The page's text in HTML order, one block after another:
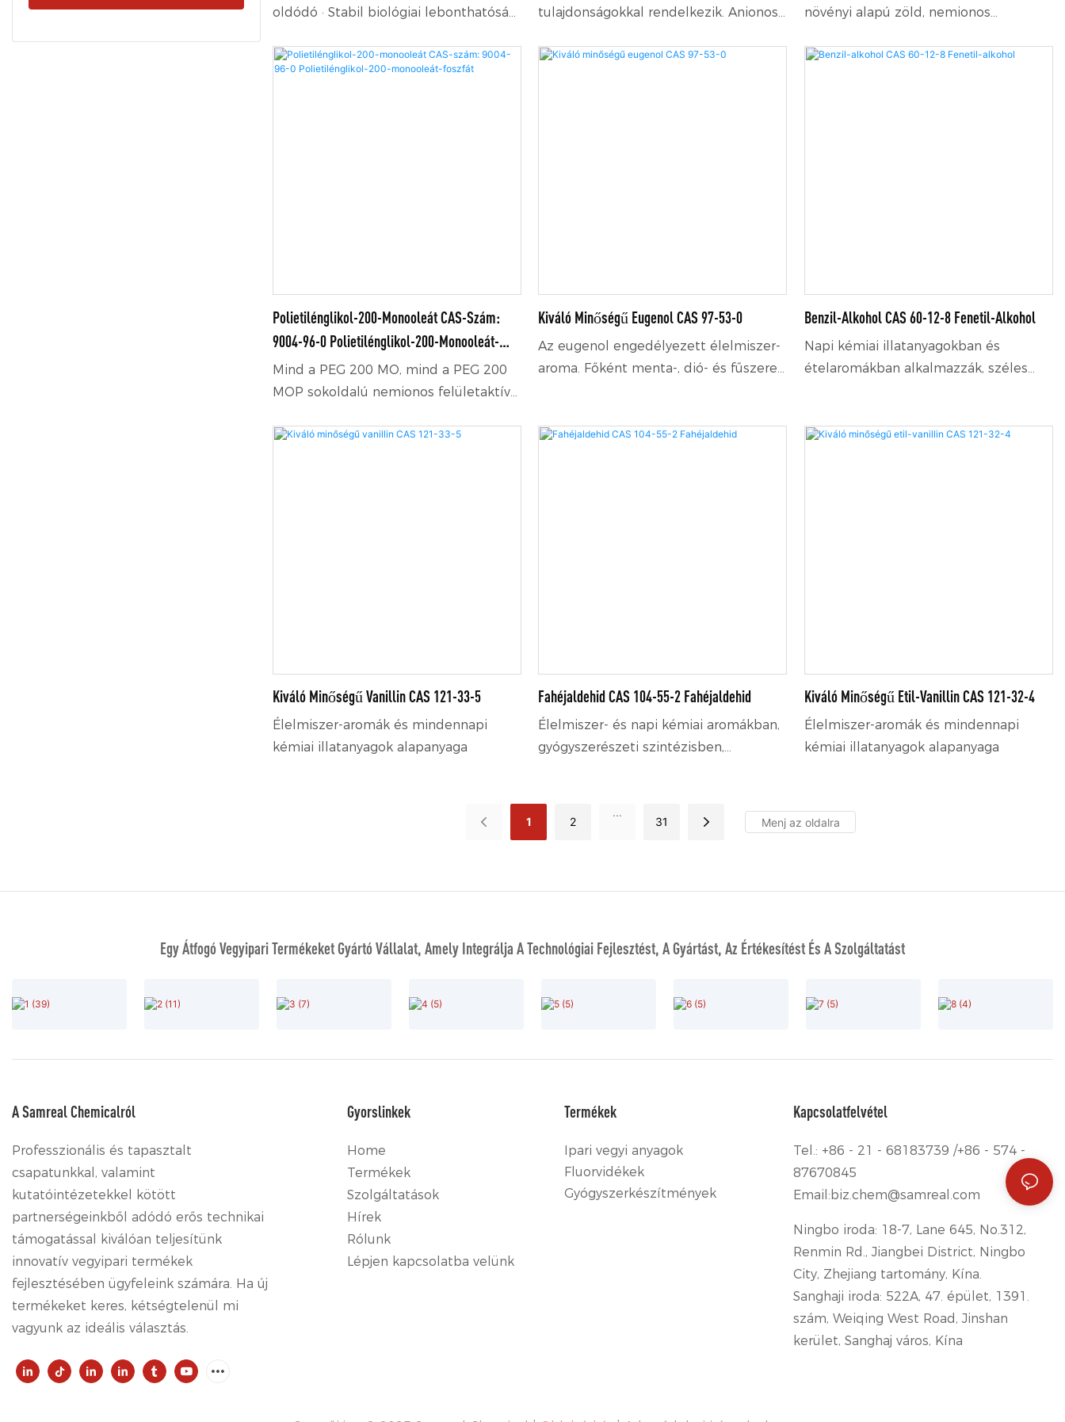
oldódó · Stabil biológiai lebonthatóság
· Magas habzási teljesítmény kemény
vízben, savas és lúgos körülmények
tulajdonságokkal rendelkezik. Anionos
kenőanyagként, emulgeálószerként és
növényi alapú zöld, nemionos
behatoló képességgel, lúgálló és
Polietilénglikol-200-Monooleát CAS-Szám:
9004-96-0 Polietilénglikol-200-Monooleát-
Foszfát
Mind a PEG 200 MO, mind a PEG 200
MOP sokoldalú nemionos felületaktív
kenő- és diszpergálóképességükről
Kiváló Minőségű Eugenol CAS 97-53-0
Az eugenol engedélyezett élelmiszer-
aroma. Főként menta-, dió- és fűszeres
illatanyagok készítéséhez, valamint
Benzil-Alkohol CAS 60-12-8 Fenetil-Alkohol
Napi kémiai illatanyagokban és
ételaromákban alkalmazzák, széles
Kiváló Minőségű Vanillin CAS 121-33-5
Élelmiszer-aromák és mindennapi
kémiai illatanyagok alapanyaga
Fahéjaldehid CAS 104-55-2 Fahéjaldehid
Élelmiszer- és napi kémiai aromákban,
gyógyszerészeti szintézisben,
Kiváló Minőségű Etil-Vanillin CAS 121-32-4
Élelmiszer-aromák és mindennapi
kémiai illatanyagok alapanyaga
1 2
...
31
Egy Átfogó Vegyipari Termékeket Gyártó Vállalat, Amely Integrálja A Technológiai Fejlesztést, A Gyártást, Az Értékesítést És A Szolgáltatást
A Samreal Chemicalról
Professzionális és tapasztalt
csapatunkkal, valamint
kutatóintézetekkel kötött
partnerségeinkből adódó erős technikai
támogatással kiválóan teljesítünk
innovatív vegyipari termékek
fejlesztésében ügyfeleink számára. Ha új
termékeket keres, kétségtelenül mi
vagyunk az ideális választás.
Gyorslinkek
Home
Termékek
Szolgáltatások
Hírek
Rólunk
Lépjen kapcsolatba velünk
Termékek
Ipari vegyi anyagok
Fluorvidékek
Gyógyszerkészítmények
Kapcsolatfelvétel
Tel.: +86 - 21 - 68183739 /+86 - 574 -
87670845
Email: biz.chem@samreal.com
Ningbo iroda: 18-7, Lane 645, No.312,
Renmin Rd., Jiangbei District, Ningbo
City, Zhejiang tartomány, Kína.
Sanghaji iroda: 522A, 47. épület, 1391.
szám, Weiqing West Road, Jinshan
kerület, Sanghaj város, Kína